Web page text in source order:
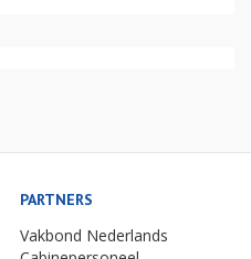
PARTNERS
Vakbond Nederlands